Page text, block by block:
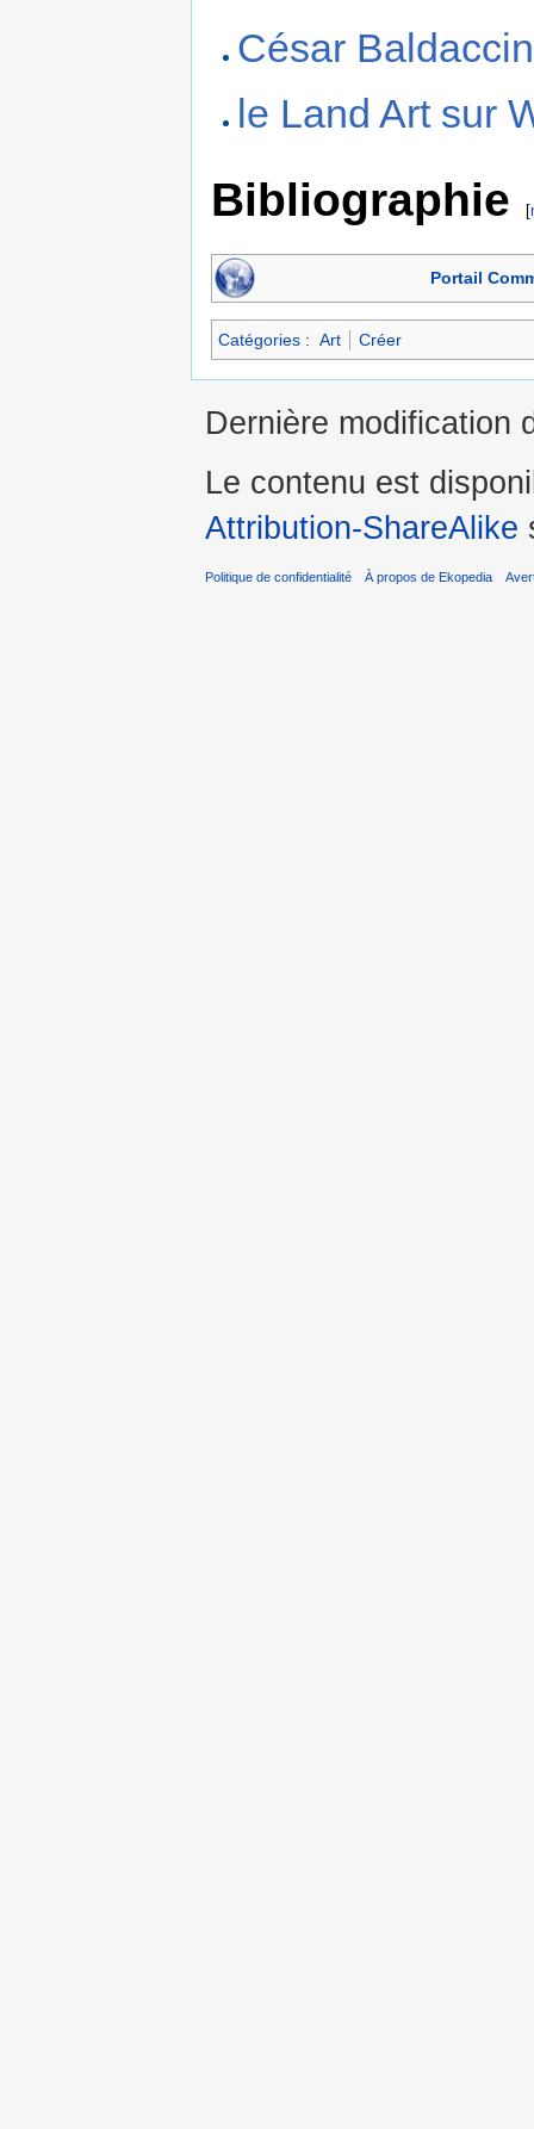
César
le Land Art sur
Bibliographie [
Portail
Catégories : Art Créer
Dernière modification
Le contenu est
Attribution-ShareAlike
Politique de confidentialité À propos de Ekopedia